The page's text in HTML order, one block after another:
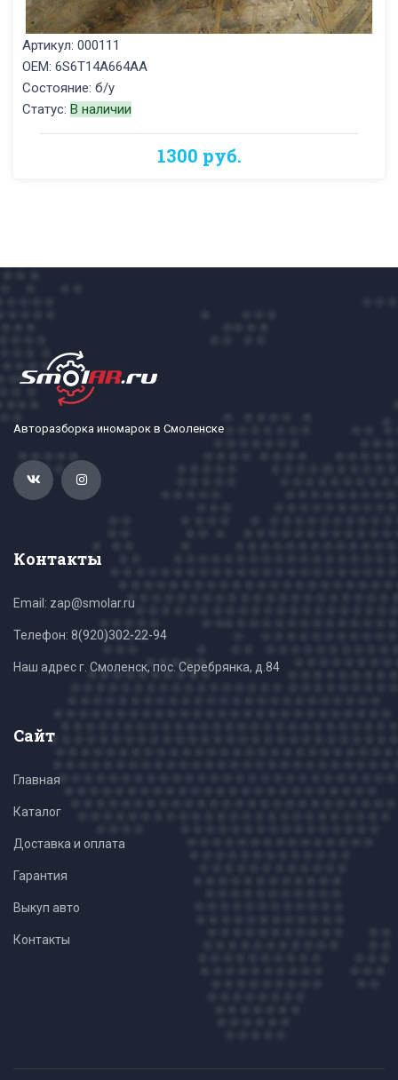
Артикул: 000111
OEM: 6S6T14A664AA
Состояние: б/у
Статус: В наличии
1300 руб.
Авторазборка иномарок в Смоленске
Контакты
Email: zap@smolar.ru
Телефон: 8(920)302-22-94
Наш адрес г. Смоленск, пос. Серебрянка, д.84
Сайт
Главная
Каталог
Доставка и оплата
Гарантия
Выкуп авто
Контакты